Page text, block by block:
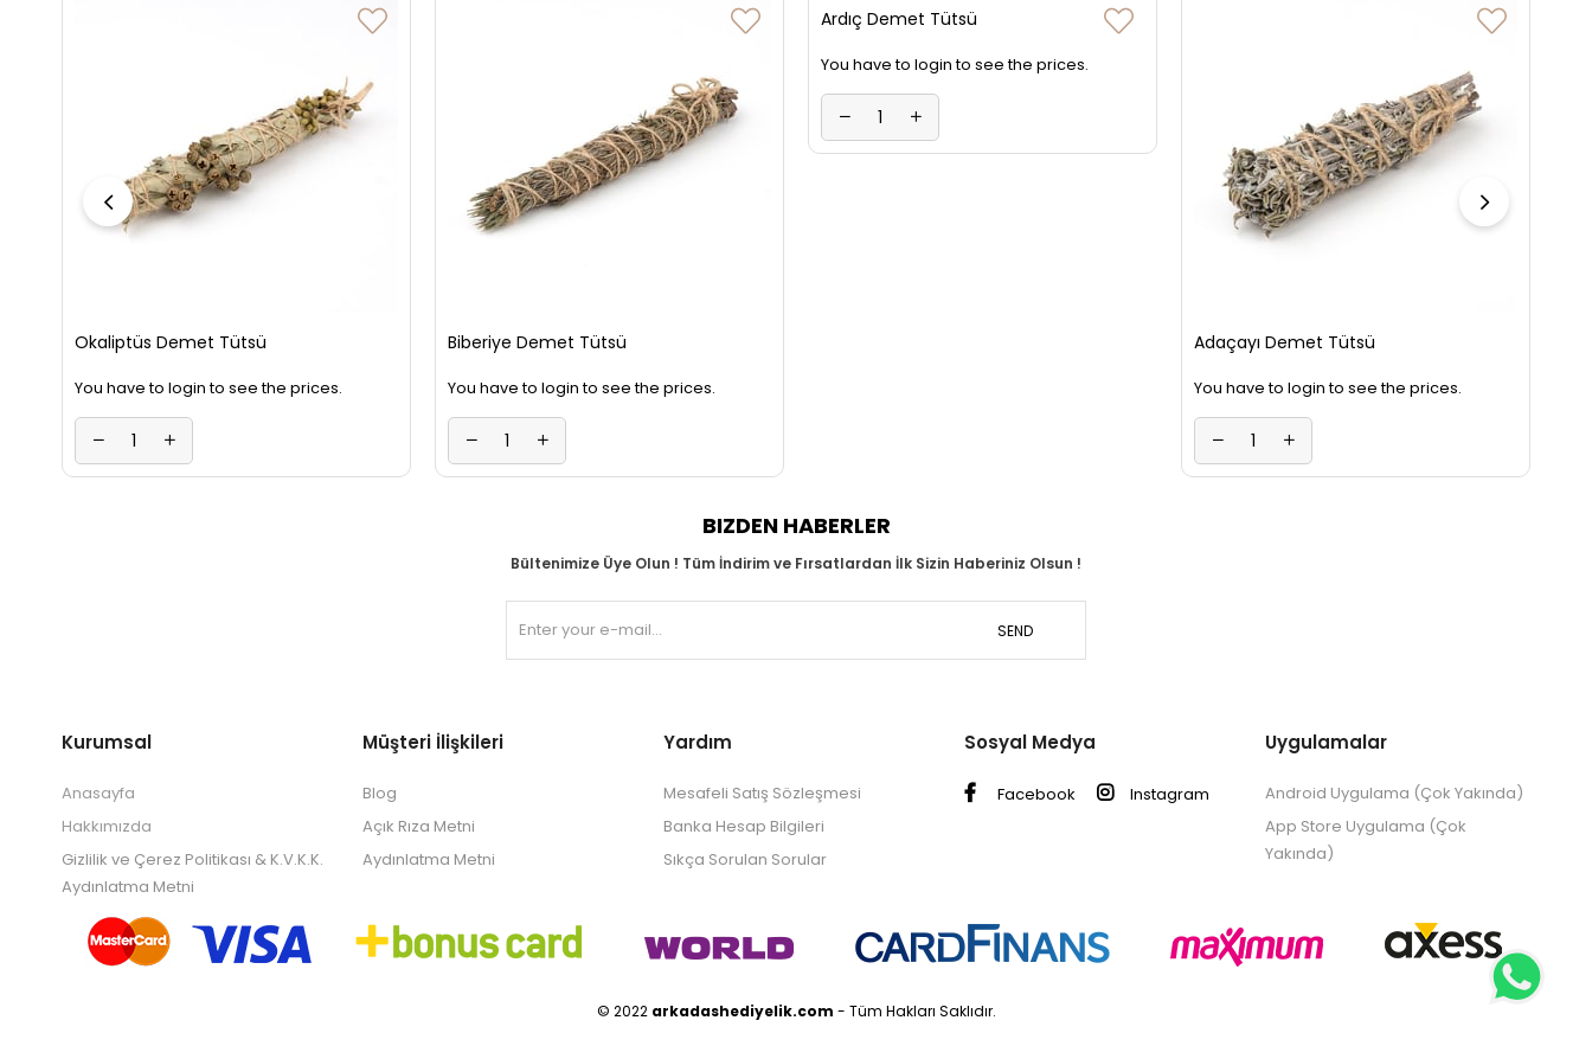
Okaliptüs Demet Tütsü
You have to login to see the prices.
Biberiye Demet Tütsü
You have to login to see the prices.
Ardıç Demet Tütsü
You have to login to see the prices.
Adaçayı Demet Tütsü
You have to login to see the prices.
BIZDEN HABERLER
Bültenimize Üye Olun ! Tüm İndirim ve Fırsatlardan İlk Sizin Haberiniz Olsun !
SEND
Kurumsal
Anasayfa
Hakkımızda
Gizlilik ve Çerez Politikası & K.V.K.K.
Aydınlatma Metni
Müşteri İlişkileri
Blog
Açık Rıza Metni
Aydınlatma Metni
Yardım
Mesafeli Satış Sözleşmesi
Banka Hesap Bilgileri
Sıkça Sorulan Sorular
Sosyal Medya
Facebook Instagram
Uygulamalar
Android Uygulama (Çok Yakında)
App Store Uygulama (Çok
Yakında)
© 2022 arkadashediyelik.com - Tüm Hakları Saklıdır.